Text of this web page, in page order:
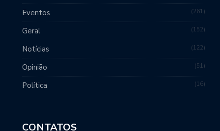
Eventos 261
Geral 152
Notícias 122
Opinião 51
Política 16
CONTATOS